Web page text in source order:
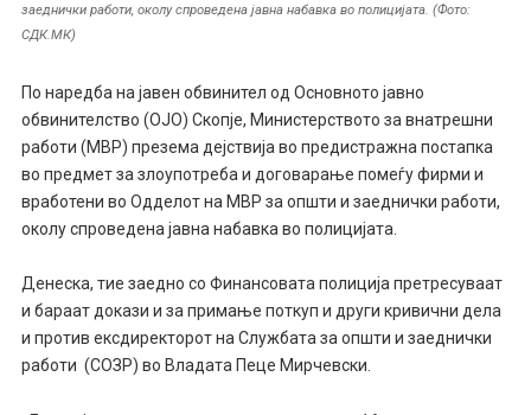
заеднички работи, околу спроведена јавна набавка во полицијата. (Фото:
СДК.МК)
По наредба на јавен обвинител од Основното јавно
обвинителство (ОЈО) Скопје, Министерството за внатрешни
работи (МВР) презема дејствија во предистражна постапка
во предмет за злоупотреба и договарање помеѓу фирми и
вработени во Одделот на МВР за општи и заеднички работи,
околу спроведена јавна набавка во полицијата.
Денеска, тие заедно со Финансовата полиција претресуваат
и бараат докази и за примање поткуп и други кривични дела
и против ексдиректорот на Службата за општи и заеднички
работи (СОЗР) во Владата Пеце Мирчевски.